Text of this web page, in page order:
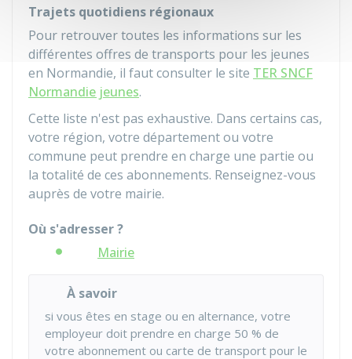
Trajets quotidiens régionaux
Pour retrouver toutes les informations sur les
différentes offres de transports pour les jeunes
en Normandie, il faut consulter le site TER SNCF
Normandie jeunes.
Cette liste n'est pas exhaustive. Dans certains cas,
votre région, votre département ou votre
commune peut prendre en charge une partie ou
la totalité de ces abonnements. Renseignez-vous
auprès de votre mairie.
Où s'adresser ?
Mairie
À savoir
si vous êtes en stage ou en alternance, votre
employeur doit prendre en charge 50 % de
votre abonnement ou carte de transport pour le